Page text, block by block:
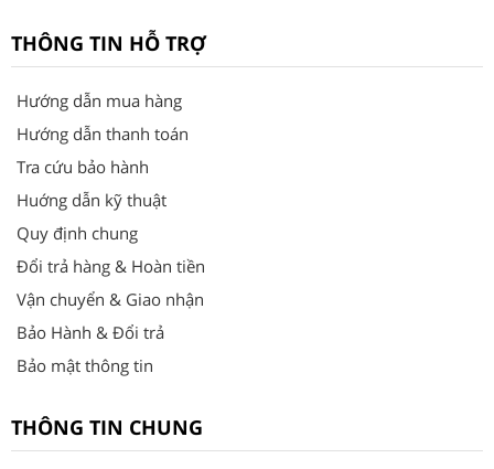
THÔNG TIN HỖ TRỢ
Hướng dẫn mua hàng
Hướng dẫn thanh toán
Tra cứu bảo hành
Huớng dẫn kỹ thuật
Quy định chung
Đổi trả hàng & Hoàn tiền
Vận chuyển & Giao nhận
Bảo Hành & Đổi trả
Bảo mật thông tin
THÔNG TIN CHUNG